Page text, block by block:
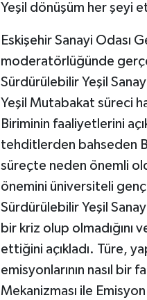
Yeşil dönüşüm her şeyi
Eskişehir Sanayi Odası
moderatörlüğünde
Sürdürülebilir Yeşil
Yeşil Mutabakat süreci
Biriminin faaliyetlerini
tehditlerden bahseden
süreçte neden önemli
önemini üniversiteli
Sürdürülebilir Yeşil
bir kriz olup olmadığını
ettiğini açıkladı. Türe,
emisyonlarının nasıl bir
Mekanizması ile